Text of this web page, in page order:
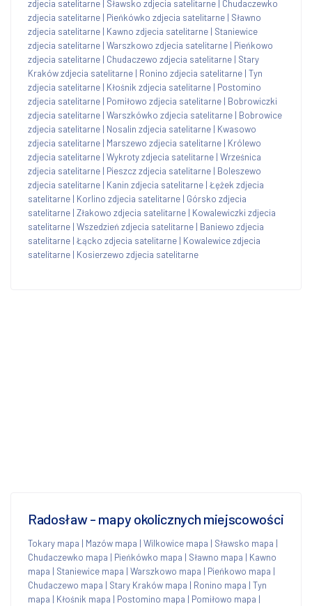
zdjecia satelitarne Sławsko zdjecia satelitarne
Chudaczewko
zdjecia satelitarne | Pieńkówko zdjecia satelitarne | Sławno
zdjecia satelitarne | Kawno zdjecia satelitarne | Staniewice
zdjecia satelitarne | Warszkowo zdjecia satelitarne | Pieńkowo
zdjecia satelitarne | Chudaczewo zdjecia satelitarne | Stary
Kraków zdjecia satelitarne | Ronino zdjecia satelitarne | Tyn
zdjecia satelitarne | Kłośnik zdjecia satelitarne | Postomino
zdjecia satelitarne | Pomiłowo zdjecia satelitarne | Bobrowiczki
zdjecia satelitarne | Warszkówko zdjecia satelitarne | Bobrowice
zdjecia satelitarne | Nosalin zdjecia satelitarne | Kwasowo
zdjecia satelitarne | Marszewo zdjecia satelitarne | Królewo
zdjecia satelitarne | Wykroty zdjecia satelitarne | Wrześnica
zdjecia satelitarne | Pieszcz zdjecia satelitarne | Boleszewo
zdjecia satelitarne | Kanin zdjecia satelitarne | Łężek zdjecia
satelitarne | Korlino zdjecia satelitarne | Górsko zdjecia
satelitarne | Złakowo zdjecia satelitarne | Kowalewiczki zdjecia
satelitarne | Wszedzień zdjecia satelitarne | Baniewo zdjecia
satelitarne | Łącko zdjecia satelitarne | Kowalewice zdjecia
satelitarne | Kosierzewo zdjecia satelitarne
Radosław - mapy okolicznych miejscowości
Tokary mapa | Mazów mapa | Wilkowice mapa | Sławsko mapa |
Chudaczewko mapa | Pieńkówko mapa | Sławno mapa | Kawno
mapa | Staniewice mapa | Warszkowo mapa | Pieńkowo mapa |
Chudaczewo mapa | Stary Kraków mapa | Ronino mapa | Tyn
mapa | Kłośnik mapa | Postomino mapa | Pomiłowo mapa |